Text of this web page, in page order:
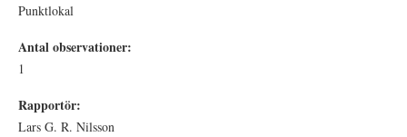
Punktlokal
Antal observationer:
1
Rapportör:
Lars G. R. Nilsson